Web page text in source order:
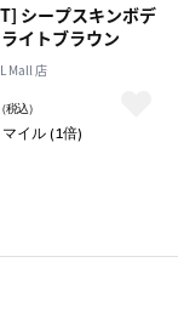
シープスキンボデ
イトブラウン
Mall 店
（税込）
イル (1倍)